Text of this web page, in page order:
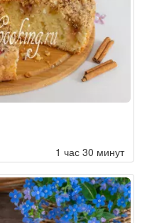
1 час 30 минут